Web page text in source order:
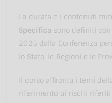
La durata e i contenuti
Specifica sono definiti
2025 dalla Conferenza
lo Stato, le Regioni e le
Il corso affronta i temi
riferimento ai rischi